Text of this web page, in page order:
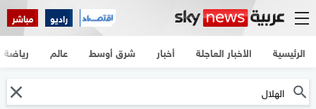
راديو مباشر
الرئيسية الأخبار العاجلة أخبار شرق أوسط عالم رياضة